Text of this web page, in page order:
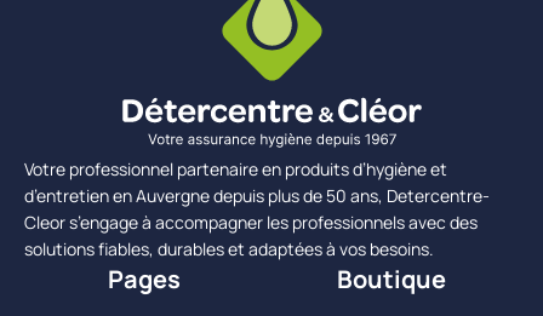
Votre professionnel partenaire en produits d’hygiène et
d’entretien en Auvergne depuis plus de 50 ans, Detercentre-
Cleor s’engage à accompagner les professionnels avec des
solutions fiables, durables et adaptées à vos besoins.
Pages Boutique